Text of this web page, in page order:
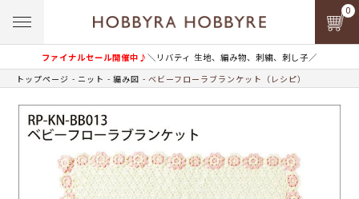
ファイナルセール開催中♪＼リバティ 生地、編み物、刺繍、刺し子／
0
トップページ ニット 編み図 ベビーフローラブランケット（レシピ）